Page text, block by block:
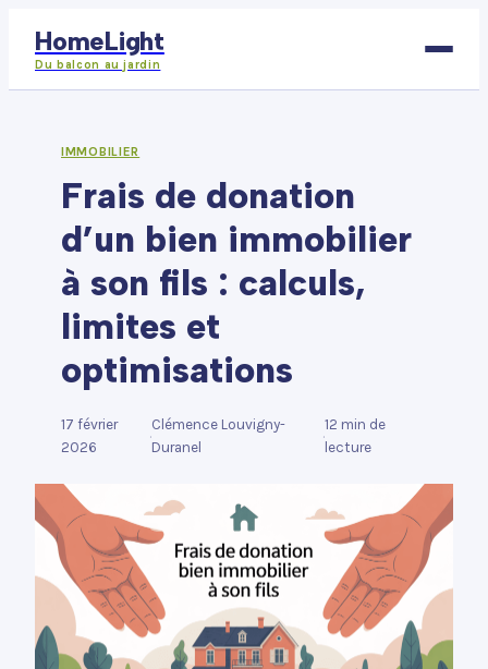
HomeLight
Du balcon au jardin
Déco
Immobilier
Jardinage
Maison
IMMOBILIER
Frais de donation
d’un bien immobilier
à son fils : calculs,
limites et
optimisations
17 février
2026
·
Clémence Louvigny-
Duranel
·
12 min de
lecture